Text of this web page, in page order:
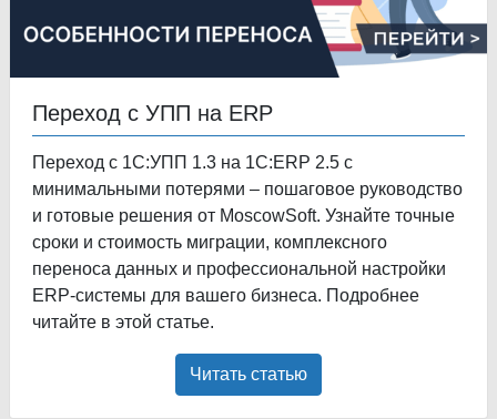
Переход с УПП на ERP
Переход с 1С:УПП 1.3 на 1С:ERP 2.5 с
минимальными потерями – пошаговое руководство
и готовые решения от MoscowSoft. Узнайте точные
сроки и стоимость миграции, комплексного
переноса данных и профессиональной настройки
ERP-системы для вашего бизнеса. Подробнее
читайте в этой статье.
Читать статью